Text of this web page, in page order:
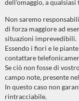
dell'omaggio, a
Non saremo
di forza maggiore ad
situazioni imprevedibili.
Essendo i fiori e le
contattare
Se ciò non fosse di
campo note, presente
In questo caso non
rintracciabile.